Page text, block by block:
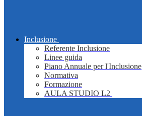
Inclusione
Referente Inclusione
Linee guida
Piano Annuale per l'Inclusione
Normativa
Formazione
AULA STUDIO L2